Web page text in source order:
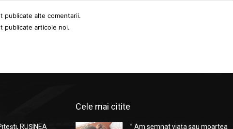
publicate alte comentarii.
publicate articole noi.
RUȘINEA
Cele mai citite
” Am semnat viața sau moartea